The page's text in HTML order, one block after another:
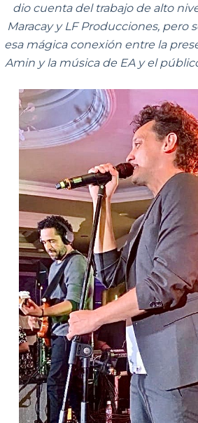
dio cuenta del trabajo de alto
Maracay y LF Producciones, pero
esa mágica conexión entre la
Amin y la música de EA y el